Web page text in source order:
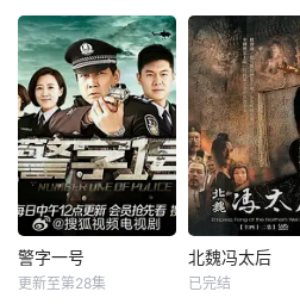
警字一号
更新至第28集
北魏冯太后
已完结